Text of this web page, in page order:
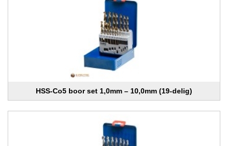
HSS-Co5 boor set 1,0mm – 10,0mm (19-delig)